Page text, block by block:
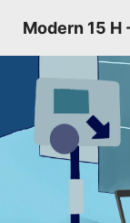
Modern 15 H